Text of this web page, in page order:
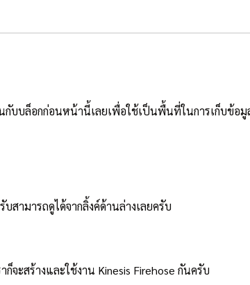
บบล็อกก่อนหน้านี้เลยเพื่อใช้เป็นพื้นที่ในการเก็บข้อ
สามารถดูได้จากลิ้งค์ด้านล่างเลยครับ
จะสร้างและใช้งาน Kinesis Firehose กันครับ